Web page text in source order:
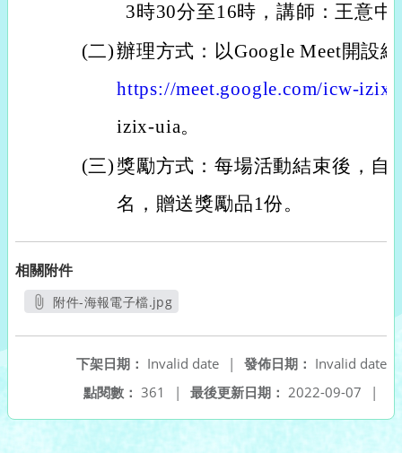
3時30分至16時，講師：王意中
(二)辦理方式：以Google Meet開設
https://meet.google.com/icw-izix-
izix-uia。
(三) 獎勵方式：每場活動結束後，自
名，贈送獎勵品1份。
相關附件
附件-海報電子檔.jpg
發佈日期： Invalid date
下架日期： Invalid date
|
最後更新日期： 2022-09-07 |
點閱數： 361 |